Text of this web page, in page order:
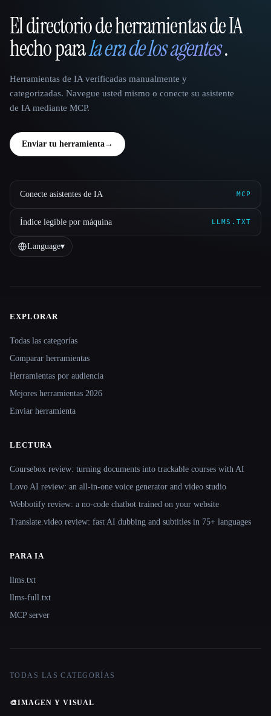
That AI Collection
El directorio de herramientas de IA
hecho parala era de los agentes.
Herramientas de IA verificadas manualmente y
categorizadas. Navegue usted mismo o conecte su asistente
de IA mediante MCP.
Enviar tu herramienta→
Conecte asistentes de IA MCP
Índice legible por máquina LLMS.TXT
Language▾
Site navigation
EXPLORAR
Todas las categorías
Comparar herramientas
Herramientas por audiencia
Mejores herramientas 2026
Enviar herramienta
LECTURA
Coursebox review: turning documents into trackable courses with AI
Lovo AI review: an all-in-one voice generator and video studio
Webbotify review: a no-code chatbot trained on your website
Translate.video review: fast AI dubbing and subtitles in 75+ languages
PARA IA
llms.txt
llms-full.txt
MCP server
TODAS LAS CATEGORÍAS
🎨IMAGEN Y VISUAL